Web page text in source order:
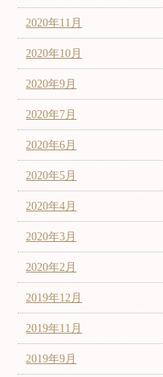
2020年11月
2020年10月
2020年9月
2020年7月
2020年6月
2020年5月
2020年4月
2020年3月
2020年2月
2019年12月
2019年11月
2019年9月